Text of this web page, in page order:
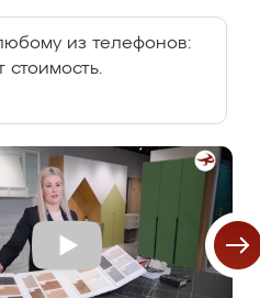
из телефонов: